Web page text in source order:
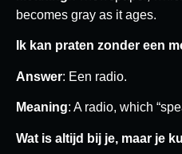
becomes gray as it ages.
Ik kan praten zonder een
Answer: Een radio.
Meaning: A radio, which
Wat is altijd bij je, maar je